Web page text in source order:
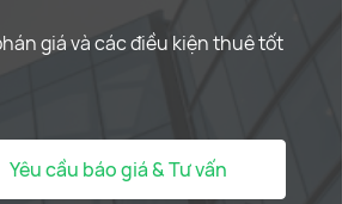
giá và các điều kiện thuê tốt
Yêu cầu báo giá & Tư vấn